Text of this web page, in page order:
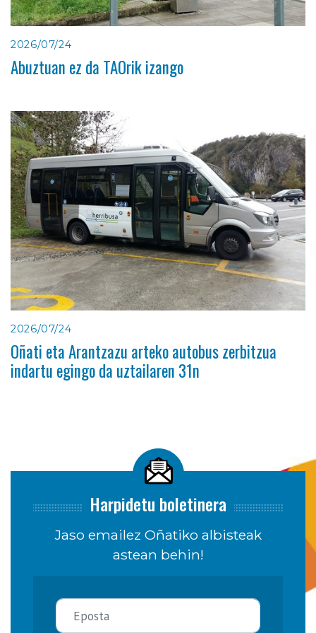
2026/07/24
Abuztuan ez da TAOrik izango
2026/07/24
Oñati eta Arantzazu arteko autobus zerbitzua
indartu egingo da uztailaren 31n
Harpidetu boletinera
Jaso emailez Oñatiko albisteak
astean behin!